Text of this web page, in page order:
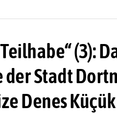
(3):
Stadt
Denes Küçük